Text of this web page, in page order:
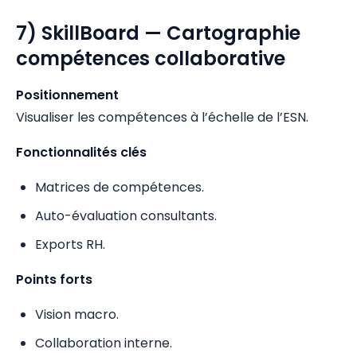
7) SkillBoard — Cartographie
compétences collaborative
Positionnement
Visualiser les compétences à l’échelle de l’ESN.
Fonctionnalités clés
Matrices de compétences.
Auto-évaluation consultants.
Exports RH.
Points forts
Vision macro.
Collaboration interne.